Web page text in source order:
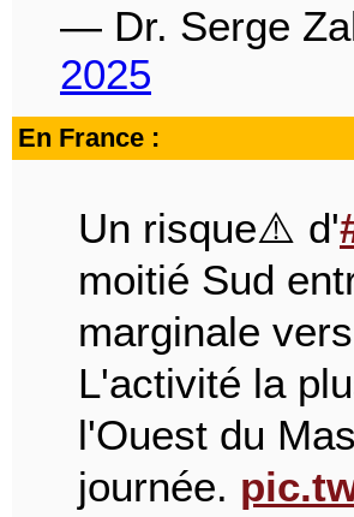
— Dr. Serge
2025
En France :
Un risque⚠️ d'
moitié Sud
marginale
L'activité la
l'Ouest du
journée.